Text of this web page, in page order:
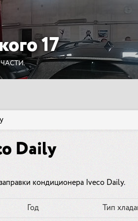
17
Daily
кондиционера Iveco Daily.
Год Тип